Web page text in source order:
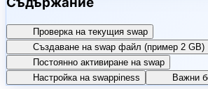
Проверка на текущия swap
Създаване на swap файл (пример 2 GB)
Постоянно активиране на swap
Настройка на swappiness
Важни